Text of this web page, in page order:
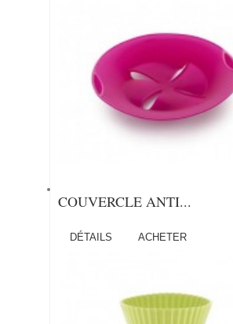
COUVERCLE ANTI...
DÉTAILS ACHETER